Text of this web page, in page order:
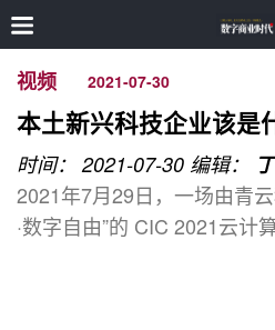
视频 2021-07-30
本土新兴科技企业该是
时间： 2021-07-30 编辑：
2021年7月29日，一场由青
·数字自由”的 CIC 2021云计